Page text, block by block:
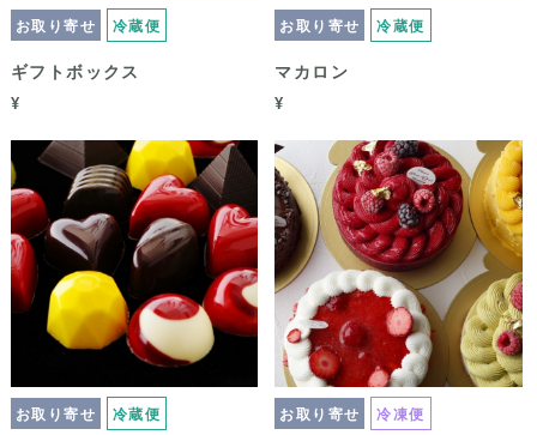
お取り寄せ 冷蔵便
ギフトボックス
¥
お取り寄せ 冷蔵便
マカロン
¥
お取り寄せ 冷蔵便 お取り寄せ 冷凍便